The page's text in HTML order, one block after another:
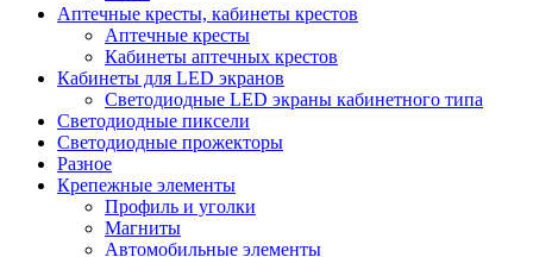
Аптечные кресты, кабинеты крестов
Аптечные кресты
Кабинеты аптечных крестов
Кабинеты для LED экранов
Светодиодные LED экраны кабинетного типа
Светодиодные пиксели
Светодиодные прожекторы
Разное
Крепежные элементы
Профиль и уголки
Магниты
Автомобильные элементы